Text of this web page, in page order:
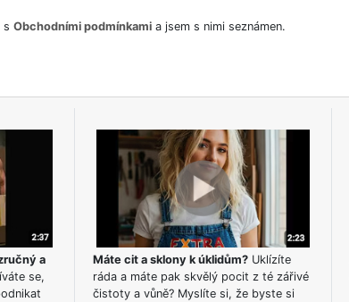
s Obchodními podmínkamia jsem s nimi seznámen.
a
se,
Máte cit a sklony k úklidům?Uklízíte
ráda a máte pak skvělý pocit z té zářivé
čistoty a vůně? Myslíte si, že byste si